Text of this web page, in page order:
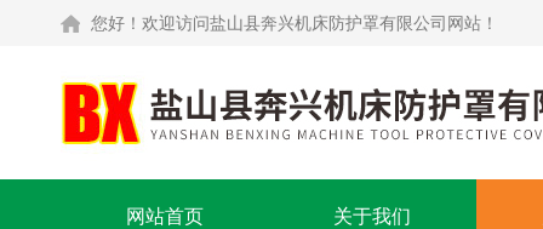
您好！欢迎访问盐山县奔兴机床防护罩有限公司网站！
网站首页 关于我们